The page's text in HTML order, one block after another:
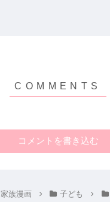
コメントを書き込む
家族漫画 子ども